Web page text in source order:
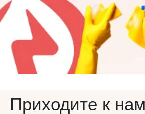
Приходите к нам